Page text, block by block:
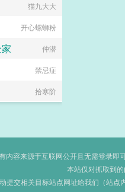
猫九大大
开心螺蛳粉
仲潜
禁忌症
拾寒阶
内容来源于互联网公开且无需登录即
本站仅对抓取到
提交相关目标站点网址给我们（站点